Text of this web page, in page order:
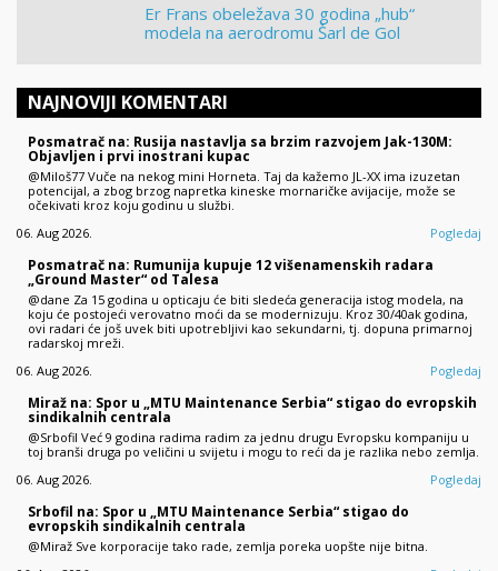
Er Frans obeležava 30 godina „hub“
modela na aerodromu Šarl de Gol
NAJNOVIJI KOMENTARI
Posmatrač na: Rusija nastavlja sa brzim razvojem Jak-130M:
Objavljen i prvi inostrani kupac
@Miloš77 Vuče na nekog mini Horneta. Taj da kažemo JL-XX ima izuzetan
potencijal, a zbog brzog napretka kineske mornaričke avijacije, može se
očekivati kroz koju godinu u službi.
06. Aug 2026.
Pogledaj
Posmatrač na: Rumunija kupuje 12 višenamenskih radara
„Ground Master“ od Talesa
@dane Za 15 godina u opticaju će biti sledeća generacija istog modela, na
koju će postojeći verovatno moći da se modernizuju. Kroz 30/40ak godina,
ovi radari će još uvek biti upotrebljivi kao sekundarni, tj. dopuna primarnoj
radarskoj mreži.
06. Aug 2026.
Pogledaj
Miraž na: Spor u „MTU Maintenance Serbia“ stigao do evropskih
sindikalnih centrala
@Srbofil Već 9 godina radima radim za jednu drugu Evropsku kompaniju u
toj branši druga po veličini u svijetu i mogu to reći da je razlika nebo zemlja.
06. Aug 2026.
Pogledaj
Srbofil na: Spor u „MTU Maintenance Serbia“ stigao do
evropskih sindikalnih centrala
@Miraž Sve korporacije tako rade, zemlja poreka uopšte nije bitna.